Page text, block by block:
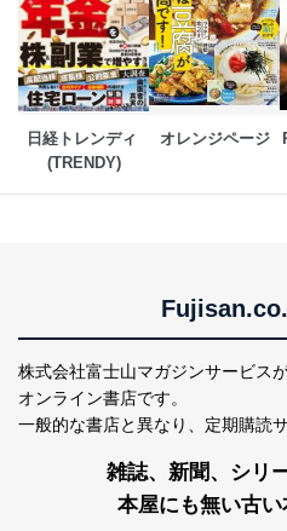
ータ（開示対象個人情報）の
開示等のご請求に対応させて
なお、6、7については、パー
各SNS運営会社様にご請求い
ます。
３．個人情報の第三者提供に
当社は、取得した個人情報を
場合であって、本人の同
き。
公衆衛生の向上または児
に特に必要がある場合であ
とが困難である場合。
国の機関もしくは地方公
する必要がある場合であ
により当該事務の遂行に
日経トレンディ
(TRENDY)
オレンジページ
株式会社富士山マガジンサービスが
オンライン書店です。
一般的な書店と異なり、 定期購読
雑誌、新聞、シリ
本屋にも無い古い